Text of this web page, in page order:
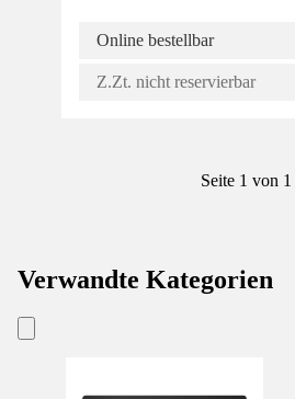
Online bestellbar
Z.Zt. nicht reservierbar
Seite 1 von 1
Verwandte Kategorien